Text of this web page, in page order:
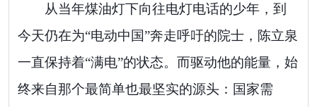
从当年煤油灯下向往电灯电话的少年，到
今天仍在为“电动中国”奔走呼吁的院士，陈立泉
一直保持着“满电”的状态。而驱动他的能量，始
终来自那个最简单也最坚实的源头：国家需